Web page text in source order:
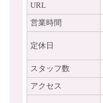
URL
営業時間
定休日
スタッフ数
アクセス